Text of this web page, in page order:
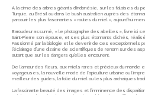
A la cime des arbres géants d’Indonésie, sur les falaises du
Turquie, au Brésil ou dans le bush australien auprès des
parcourir les plus fascinantes « routes du miel », aujourd’hui
Baroudeur assumé, « le photographe des abeilles », livre ici
Saint-Pierre son épouse, et ses plus étonnants clichés,
Passionné par la biologie et le devenir de ces exceptionnels
l’éclairage d’une dizaine de scientifiques de renom sur des
autant que sur les dangers qu’elles encourent.
De l’amour des fleurs, aux miels rares et précieux du
voyageuses, la nouvelle mode de l’apiculture urbaine ou
meilleur des guides, la folie du miel ou les plus archaïques
La fascinante beauté des images et l’imminence des